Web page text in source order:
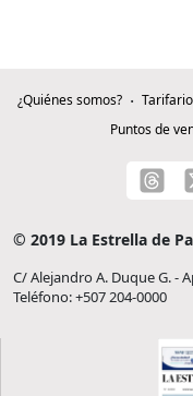
¿Quiénes somos? Tarifario
Puntos de
© 2019 La Estrella de
C/ Alejandro A. Duque G. -
Teléfono: +507 204-0000